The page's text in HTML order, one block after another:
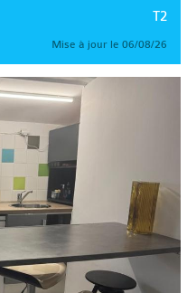
T2
Mise à jour le 06/08/26